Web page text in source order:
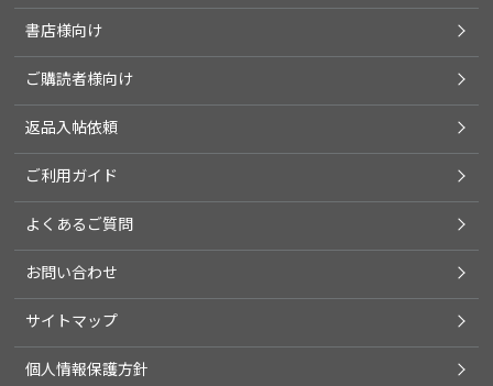
書店様向け
ご購読者様向け
返品入帖依頼
ご利用ガイド
よくあるご質問
お問い合わせ
サイトマップ
個人情報保護方針